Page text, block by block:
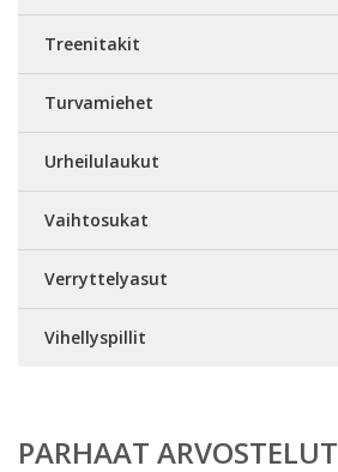
Treenitakit
Turvamiehet
Urheilulaukut
Vaihtosukat
Verryttelyasut
Vihellyspillit
PARHAAT ARVOSTELUT